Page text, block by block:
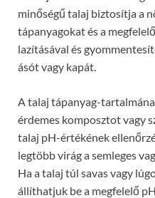
minőségű talaj biztosítja a
tápanyagokat és a
lazításával és
ásót vagy kapát.
A talaj tápanyag-
érdemes komposztot vagy
talaj pH-értékének
legtöbb virág a semleges
Ha a talaj túl savas vagy
állíthatjuk be a megfelelő